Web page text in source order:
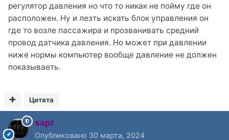
регулятор давления но что то никак не пойму где он
расположен. Ну и лезть искать блок управления он
где то возле пассажира и прозванивать средний
провод датчика давления. Но может при давлении
ниже нормы компьютер вообще давление не должен
показываеть.
Цитата
sapr
Опубликовано 30 марта, 2024